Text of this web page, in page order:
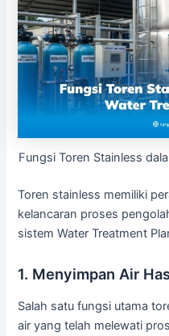
Fungsi Toren Stainless
Toren stainless memiliki
kelancaran proses
sistem Water Treatment
1. Menyimpan Air
Salah satu fungsi utama
air yang telah melewati